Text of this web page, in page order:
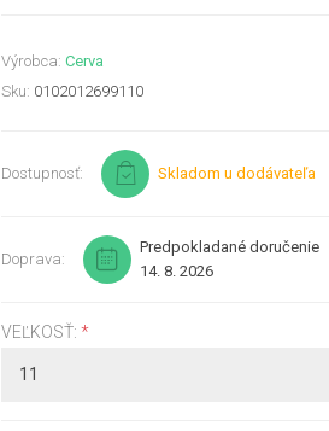
Výrobca: Cerva
Sku: 0102012699110
Dostupnosť: Skladom u dodávateľa
Doprava:
Predpokladané doručenie
14. 8. 2026
VEĽKOSŤ: *